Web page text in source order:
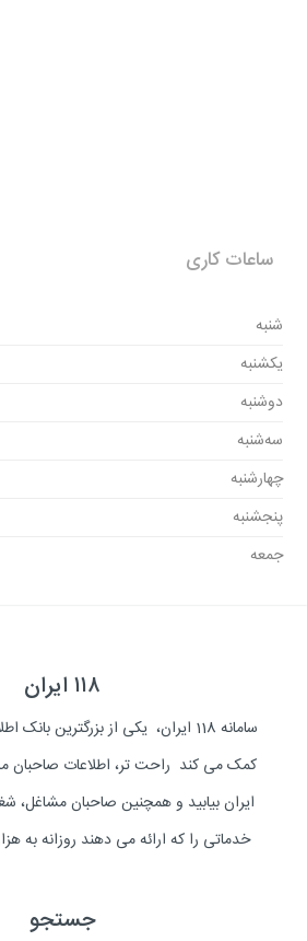
ساعات کاری
شنبه
یکشنبه
دوشنبه
سه‌شنبه
چهارشنبه
پنجشنبه
جمعه
۱۱۸ ایران
سامانه 118 ایران، یکی از بزرگترین
کمک می کند راحت تر، اطلاعات صاحبان
ایران بیابید و همچنین صاحبان
خدماتی را که ارائه می دهند روزانه به
جستجو